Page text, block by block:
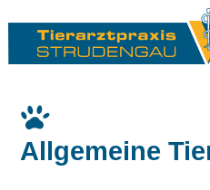
Allgemeine